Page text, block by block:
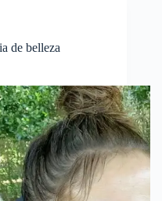
de belleza